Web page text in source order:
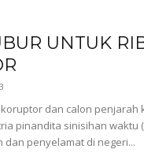
UNTUK
koruptor dan calon
pinandita sinisihan waktu
dan penyelamat di negeri...